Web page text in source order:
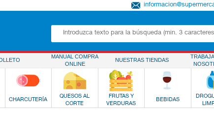
MANUAL COMPRA
ONLINE
NUESTRAS TIENDAS
CHARCUTERÍA
QUESOS AL
CORTE
FRUTAS Y
VERDURAS
BEBIDAS